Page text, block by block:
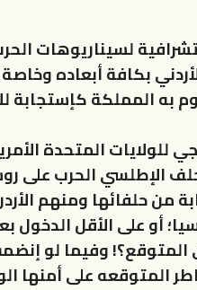
لسيناريوهات
بكافة أبعاده
به المملكة كإستجابة
للولايات المتحدة
الإطلسي الحرب على
من حلفائها ومنهم
أو على الأقل الدخول
المتوقع؟! وفيما لو
المتوقعه على أمنها